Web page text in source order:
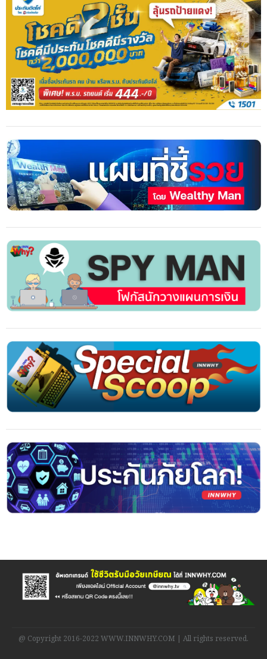
@ Copyright 2016-2022 WWW.INNWHY.COM | All rights reserved.